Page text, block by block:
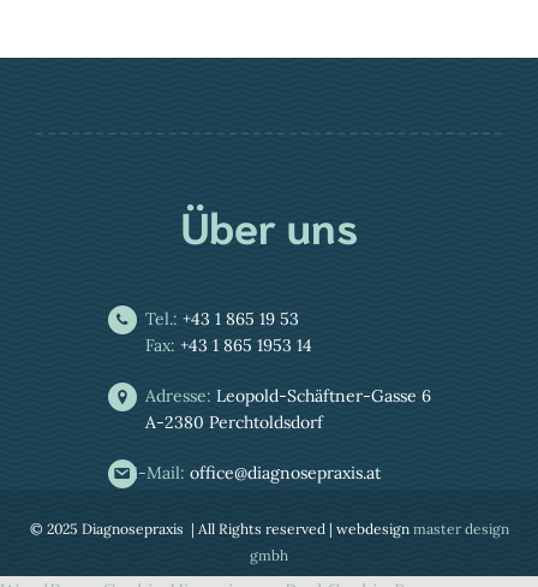
Über uns
Tel.: +43 1 865 19 53
Fax: +43 1 865 1953 14
Adresse: Leopold-Schäftner-Gasse 6
A-2380 Perchtoldsdorf
E-Mail: office@diagnosepraxis.at
© 2025 Diagnosepraxis | All Rights reserved | webdesign master design
gmbh